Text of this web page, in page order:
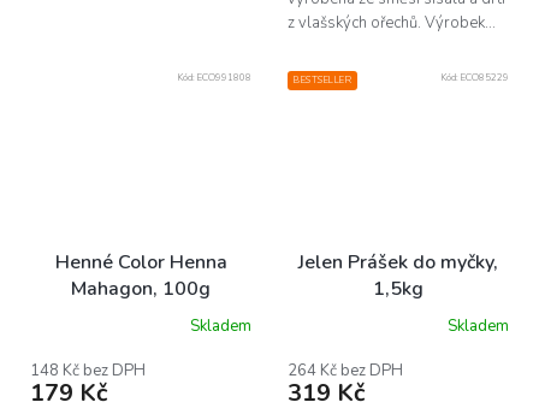
z vlašských ořechů. Výrobek...
Henné Color Henna
Mahagon, 100g
produktu
je
Skladem
148 Kč bez DPH
179 Kč
Kód: ECO991808 BESTSELLER
Jelen Prášek do myčky,
1,5kg
Skladem
264 Kč bez DPH
319 Kč
Kód: ECO85229